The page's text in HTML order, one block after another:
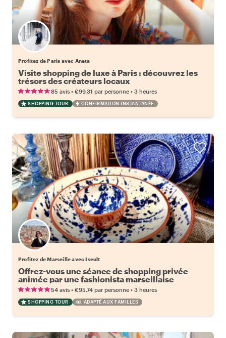
Profitez de Paris avec Aneta
Visite shopping de luxe à Paris : découvrez les
trésors des créateurs locaux
85 avis • €99.31 par personne • 3 heures
SHOPPING TOUR CONFIRMATION INSTANTANÉE
Profitez de Marseille avec Iseult
Offrez-vous une séance de shopping privée
animée par une fashionista marseillaise
54 avis • €95.74 par personne • 3 heures
SHOPPING TOUR ADAPTÉ AUX FAMILLES